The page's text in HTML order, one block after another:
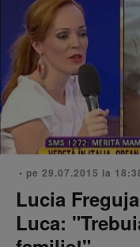
• pe 29.07.2015 la
Lucia
Luca: